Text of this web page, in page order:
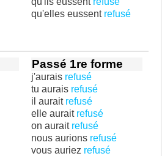
qu'elles eussent refusé
Passé 1re forme
j'aurais refusé
tu aurais refusé
il aurait refusé
elle aurait refusé
on aurait refusé
nous aurions refusé
vous auriez refusé